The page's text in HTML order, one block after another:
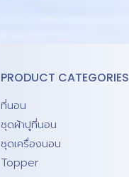
PRODUCT CATEGORIES
ที่นอน
ชุดผ้าปูที่นอน
ชุดเครื่องนอน
Topper